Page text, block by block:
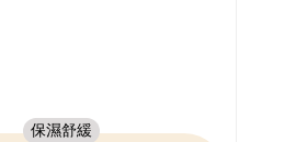
保濕舒緩